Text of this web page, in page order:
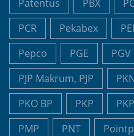
Patentus
PBX
PCR
Pekabex
Pepco
PGE PGV
PJP Makrum, PJP
PKO BP
PKP
PMP
PNT